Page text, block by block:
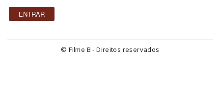
© Filme B - Direitos reservados